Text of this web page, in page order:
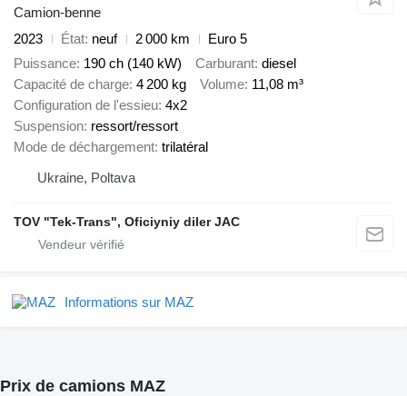
Camion-benne
2023
État neuf 2 000 km
Euro 5
Puissance 190 ch (140 kW) Carburant diesel
Capacité de charge 4 200 kg Volume 11,08 m³
Configuration de l'essieu 4x2
Suspension ressort/ressort
Mode de déchargement trilatéral
Ukraine, Poltava
TOV "Tek-Trans", Oficiyniy diler JAC
Informations sur MAZ
Prix de camions MAZ